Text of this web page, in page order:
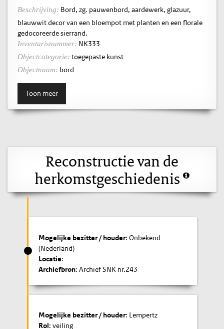
Beschrijving: Bord, zg. pauwenbord, aardewerk, glazuur,
blauwwit decor van een bloempot met planten en een florale
gedocoreerde sierrand.
Inventarisnummer: NK333
Objectcategorie: toegepaste kunst
Objectnaam: bord
Toon meer
Reconstructie van de
herkomstgeschiedenis
Mogelijke bezitter / houder: Onbekend
(Nederland)
Locatie:
Archiefbron: Archief SNK nr.243
Mogelijke bezitter / houder: Lempertz
Rol: veiling